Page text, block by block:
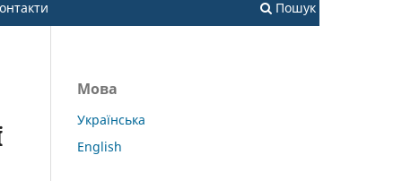
Пошук
Мова
Українська
English